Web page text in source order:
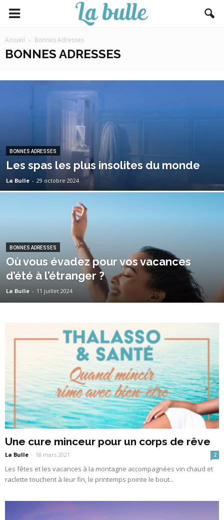
Accueil Bonnes Adresses
BONNES ADRESSES
BONNES ADRESSES
Les spas les plus insolites du monde
La Bulle - 29 octobre 2024
BONNES ADRESSES
Où vous évadez pour vos vacances
d’été à l’étranger ?
La Bulle - 11 juillet 2024
Une cure minceur pour un corps de rêve
La Bulle - 18 mars 2021 2
Les fêtes et les vacances à la montagne accompagnées vin chaud et
raclette touchent à leur fin, le printemps pointe le bout...